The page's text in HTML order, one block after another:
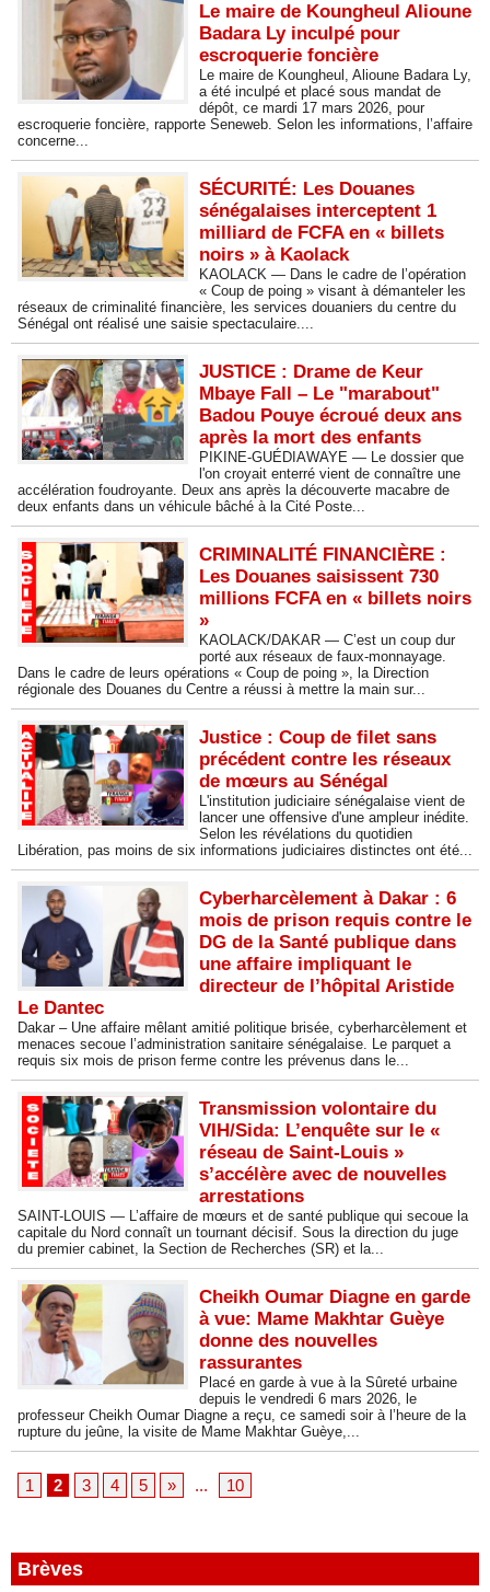
Le maire de Koungheul Alioune
Badara Ly inculpé pour
escroquerie foncière
Le maire de Koungheul, Alioune Badara Ly,
a été inculpé et placé sous mandat de
dépôt, ce mardi 17 mars 2026, pour
escroquerie foncière, rapporte Seneweb. Selon les informations, l’affaire
concerne...
SÉCURITÉ: Les Douanes
sénégalaises interceptent 1
milliard de FCFA en « billets
noirs » à Kaolack
KAOLACK — Dans le cadre de l’opération
« Coup de poing » visant à démanteler les
réseaux de criminalité financière, les services douaniers du centre du
Sénégal ont réalisé une saisie spectaculaire....
JUSTICE : Drame de Keur
Mbaye Fall – Le "marabout"
Badou Pouye écroué deux ans
après la mort des enfants
PIKINE-GUÉDIAWAYE — Le dossier que
l'on croyait enterré vient de connaître une
accélération foudroyante. Deux ans après la découverte macabre de
deux enfants dans un véhicule bâché à la Cité Poste...
CRIMINALITÉ FINANCIÈRE :
Les Douanes saisissent 730
millions FCFA en « billets noirs
»
KAOLACK/DAKAR — C’est un coup dur
porté aux réseaux de faux-monnayage.
Dans le cadre de leurs opérations « Coup de poing », la Direction
régionale des Douanes du Centre a réussi à mettre la main sur...
Justice : Coup de filet sans
précédent contre les réseaux
de mœurs au Sénégal
L'institution judiciaire sénégalaise vient de
lancer une offensive d'une ampleur inédite.
Selon les révélations du quotidien
Libération, pas moins de six informations judiciaires distinctes ont été...
Cyberharcèlement à Dakar : 6
mois de prison requis contre le
DG de la Santé publique dans
une affaire impliquant le
directeur de l’hôpital Aristide
Le Dantec
Dakar – Une affaire mêlant amitié politique brisée, cyberharcèlement et
menaces secoue l’administration sanitaire sénégalaise. Le parquet a
requis six mois de prison ferme contre les prévenus dans le...
Transmission volontaire du
VIH/Sida: L’enquête sur le «
réseau de Saint-Louis »
s’accélère avec de nouvelles
arrestations
SAINT-LOUIS — L’affaire de mœurs et de santé publique qui secoue la
capitale du Nord connaît un tournant décisif. Sous la direction du juge
du premier cabinet, la Section de Recherches (SR) et la...
Cheikh Oumar Diagne en garde
à vue: Mame Makhtar Guèye
donne des nouvelles
rassurantes
Placé en garde à vue à la Sûreté urbaine
depuis le vendredi 6 mars 2026, le
professeur Cheikh Oumar Diagne a reçu, ce samedi soir à l’heure de la
rupture du jeûne, la visite de Mame Makhtar Guèye,...
1 2 3 4 5 » ... 10
Brèves